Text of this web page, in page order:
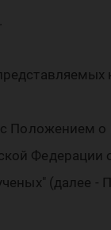
Положением
(далее -